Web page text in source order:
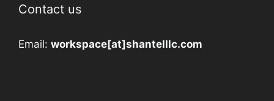
Contact us
Email: workspace[at]shantelllc.com